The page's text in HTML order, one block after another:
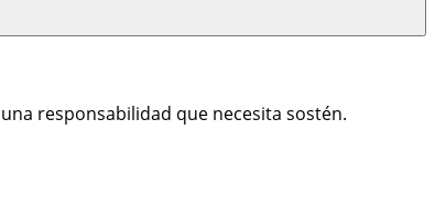
responsabilidad que necesita sostén.